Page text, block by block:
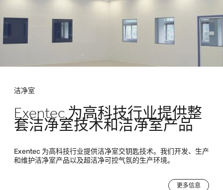
洁净室
Exentec 为高科技行业提供整
套洁净室技术和洁净室产品
Exentec 为高科技行业提供洁净室交钥匙技术。我们开发、生产
和维护洁净室产品以及超洁净可控气氛的生产环境。
更多信息